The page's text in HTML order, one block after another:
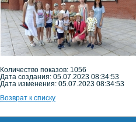
Количество показов: 1056
Дата создания: 05.07.2023 08:34:53
Дата изменения: 05.07.2023 08:34:53
Возврат к списку